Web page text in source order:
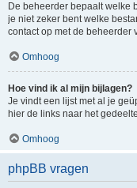
De beheerder bepaalt welke
je niet zeker bent welke
contact op met de beheerder
Omhoog
Hoe vind ik al mijn bijlagen?
Je vindt een lijst met al je
hier de links naar het
Omhoog
phpBB vragen